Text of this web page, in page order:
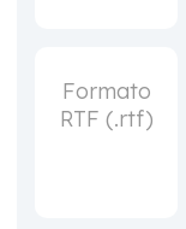
Formato
RTF (.rtf)